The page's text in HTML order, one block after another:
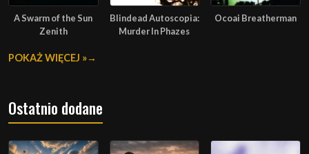
A Swarm of the Sun
Zenith
Blindead Autoscopia:
Murder In Phazes
Ocoai Breatherman
POKAŻ WIĘCEJ »
Ostatnio dodane